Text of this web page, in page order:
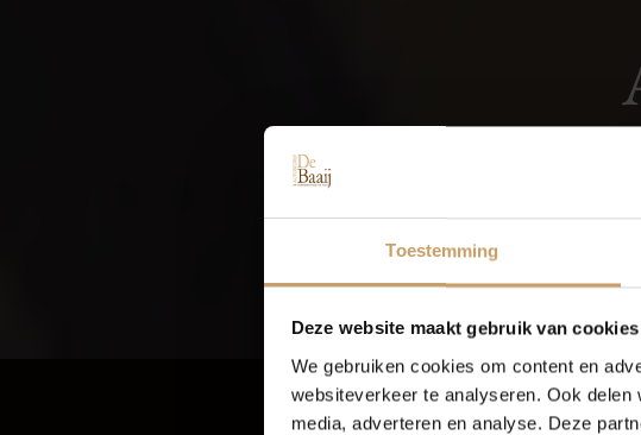
Toestemming
Deze website maakt gebruik van cookies
We gebruiken cookies om content en
websiteverkeer te analyseren. Ook
media, adverteren en analyse. Deze
VUL UW